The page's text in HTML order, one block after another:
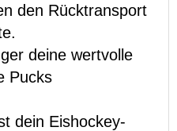
den Rücktransport
deine wertvolle
Pucks
dein Eishockey-